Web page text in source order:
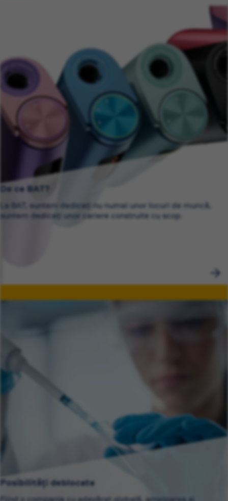
De ce BAT?
La BAT, suntem dedicați nu numai unor locuri de muncă,
suntem dedicați unor cariere construite cu scop.
Posibilități deblocate